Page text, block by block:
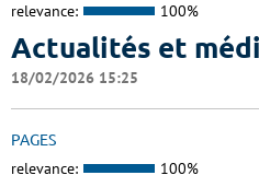
relevance: 100%
Actualités et
18/02/2026 15:25
PAGES
relevance: 100%